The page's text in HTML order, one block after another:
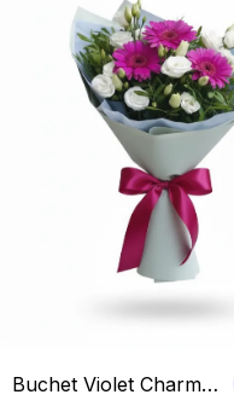
Buchet Violet Charm